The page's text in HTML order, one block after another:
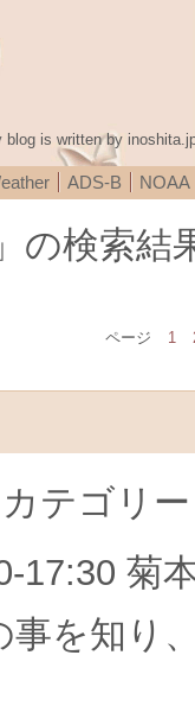
blog is written by
ADS-B NOAA
の検索結
ページ 1
カテゴリ
17:30 菊
事を知り